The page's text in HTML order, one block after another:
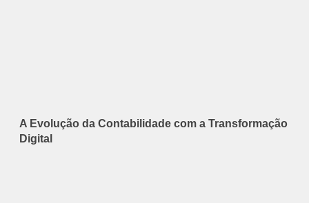
A Evolução da Contabilidade com a Transformação
Digital